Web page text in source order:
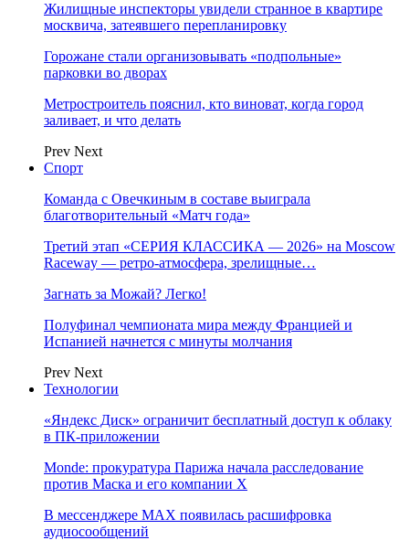
Жилищные инспекторы увидели странное в квартире
москвича, затеявшего перепланировку
Горожане стали организовывать «подпольные»
парковки во дворах
Метростроитель пояснил, кто виноват, когда город
заливает, и что делать
Prev Next
Спорт
Команда с Овечкиным в составе выиграла
благотворительный «Матч года»
Третий этап «СЕРИЯ КЛАССИКА — 2026» на Moscow
Raceway — ретро‑атмосфера, зрелищные…
Загнать за Можай? Легко!
Полуфинал чемпионата мира между Францией и
Испанией начнется с минуты молчания
Prev Next
Технологии
«Яндекс Диск» ограничит бесплатный доступ к облаку
в ПК-приложении
Monde: прокуратура Парижа начала расследование
против Маска и его компании X
В мессенджере MAX появилась расшифровка
аудиосообщений